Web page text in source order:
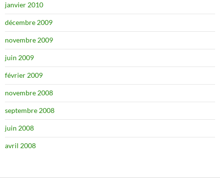
janvier 2010
décembre 2009
novembre 2009
juin 2009
février 2009
novembre 2008
septembre 2008
juin 2008
avril 2008